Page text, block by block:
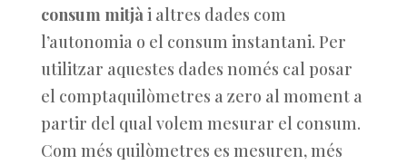
consum mitjà i altres dades com
l’autonomia o el consum instantani. Per
utilitzar aquestes dades només cal posar
el comptaquilòmetres a zero al moment a
partir del qual volem mesurar el consum.
Com més quilòmetres es mesuren, més